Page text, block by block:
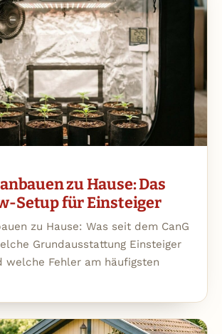
zu Hause: Das
Setup für Einsteiger
zu Hause: Was seit dem CanG
Grundausstattung Einsteiger
welche Fehler am häufigsten